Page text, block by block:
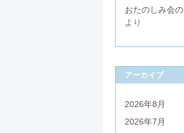
おたのしみ会
より
アーカイブ
2026年8月
2026年7月